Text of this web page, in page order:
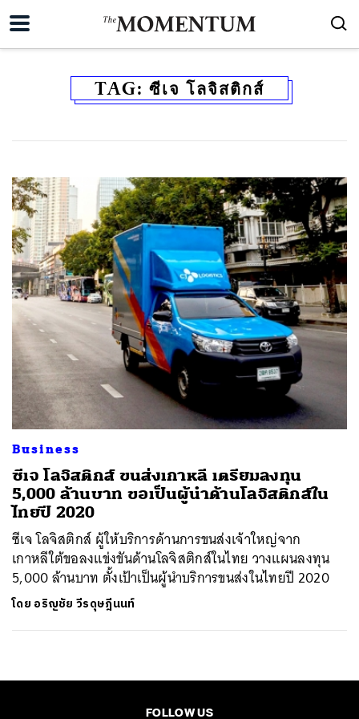
TAG: ซีเจ โลจิสติกส์
Business
ซีเจ โลจิสติกส์ ขนส่งเกาหลี เตรียมลงทุน
5,000 ล้านบาท ขอเป็นผู้นำด้านโลจิสติกส์ใน
ไทยปี 2020
ซีเจ โลจิสติกส์ ผู้ให้บริการด้านการขนส่งเจ้าใหญ่จาก
เกาหลีใต้ขอลงแข่งขันด้านโลจิสติกส์ในไทย วางแผนลงทุน
5,000 ล้านบาท ตั้งเป้าเป็นผู้นำบริการขนส่งในไทยปี 2020
โดย อริญชัย วีรดุษฎีนนท์
FOLLOW US
ค้นหา
SHARE LINE EMAIL